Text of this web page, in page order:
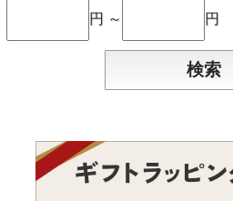
円 ～
円